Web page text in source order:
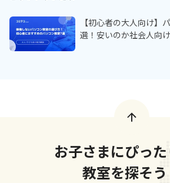
【初心者の大人向け】
選！安いのか社会人向
お子さまにぴっ
教室を探そう